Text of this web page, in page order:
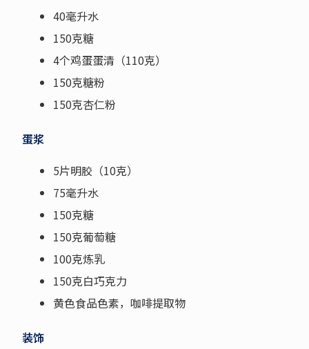
40毫升水
150克糖
4个鸡蛋蛋清（110克）
150克糖粉
150克杏仁粉
蛋浆
5片明胶（10克）
75毫升水
150克糖
150克葡萄糖
100克炼乳
150克白巧克力
黄色食品色素，咖啡提取物
装饰